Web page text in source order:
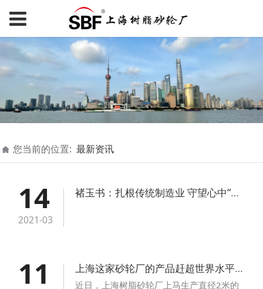
您当前的位置: 最新资讯
14
2021-03
褚玉书：扎根传统制造业 守望心中“国产梦”
11 上海这家砂轮厂的产品赶超世界水平 致力基础工业国产化
近日，上海树脂砂轮厂上马生产直径2米的